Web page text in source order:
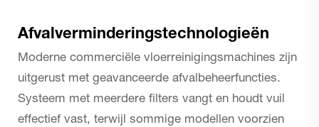
Afvalverminderingstechnologieën
Moderne commerciële vloerreinigingsmachines zijn
uitgerust met geavanceerde afvalbeheerfuncties.
Systeem met meerdere filters vangt en houdt vuil
effectief vast, terwijl sommige modellen voorzien